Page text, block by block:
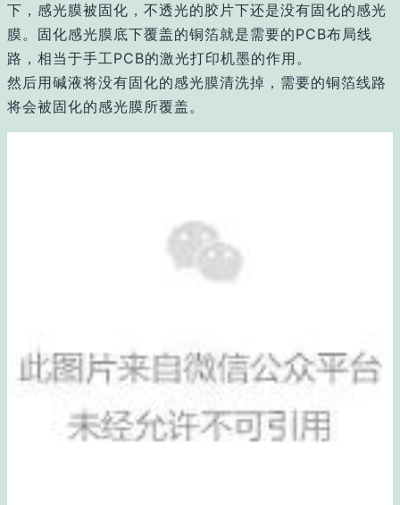
下，感光膜被固化，不透光的胶片下还是没有固化的感光
膜。固化感光膜底下覆盖的铜箔就是需要的PCB布局线
路，相当于手工PCB的激光打印机墨的作用。
然后用碱液将没有固化的感光膜清洗掉，需要的铜箔线路
将会被固化的感光膜所覆盖。